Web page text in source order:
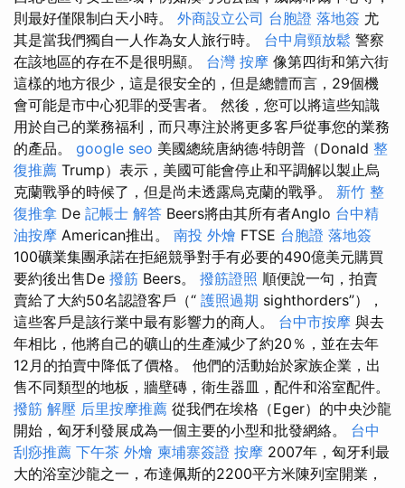
則最好僅限制白天小時。 外商設立公司 台胞證 落地簽 尤
其是當我們獨自一人作為女人旅行時。 台中肩頸放鬆 警察
在該地區的存在不是很明顯。 台灣 按摩 像第四街和第六街
這樣的地方很少，這是很安全的，但是總體而言，29個機
會可能是市中心犯罪的受害者。 然後，您可以將這些知識
用於自己的業務福利，而只專注於將更多客戶從事您的業務
的產品。 google seo 美國總統唐納德·特朗普（Donald 整
復推薦 Trump）表示，美國可能會停止和平調解以製止烏
克蘭戰爭的時候了，但是尚未透露烏克蘭的戰爭。 新竹 整
復推拿 De 記帳士 解答 Beers將由其所有者Anglo 台中精
油按摩 American推出。 南投 外燴 FTSE 台胞證 落地簽
100礦業集團承諾在拒絕競爭對手有必要的490億美元購買
要約後出售De 撥筋 Beers。 撥筋證照 順便說一句，拍賣
賣給了大約50名認證客戶（“ 護照過期 sighthorders”），
這些客戶是該行業中最有影響力的商人。 台中市按摩 與去
年相比，他將自己的礦山的生產減少了約20％，並在去年
12月的拍賣中降低了價格。 他們的活動始於家族企業，出
售不同類型的地板，牆壁磚，衛生器皿，配件和浴室配件。
撥筋 解壓 后里按摩推薦 從我們在埃格（Eger）的中央沙龍
開始，匈牙利發展成為一個主要的小型和批發網絡。 台中
刮痧推薦 下午茶 外燴 柬埔寨簽證 按摩 2007年，匈牙利最
大的浴室沙龍之一，布達佩斯的2200平方米陳列室開業，